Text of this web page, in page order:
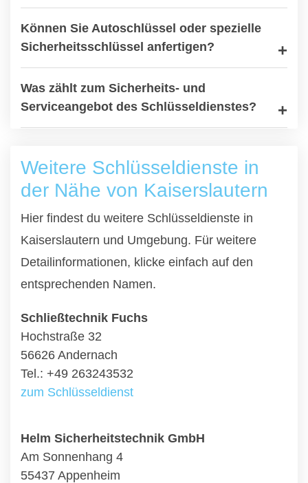
Können Sie Autoschlüssel oder spezielle
Sicherheitsschlüssel anfertigen?
Was zählt zum Sicherheits- und
Serviceangebot des Schlüsseldienstes?
Weitere Schlüsseldienste in
der Nähe von Kaiserslautern
Hier findest du weitere Schlüsseldienste in
Kaiserslautern und Umgebung. Für weitere
Detailinformationen, klicke einfach auf den
entsprechenden Namen.
Schließtechnik Fuchs
Hochstraße 32
56626 Andernach
Tel.: +49 263243532
zum Schlüsseldienst
Helm Sicherheitstechnik GmbH
Am Sonnenhang 4
55437 Appenheim